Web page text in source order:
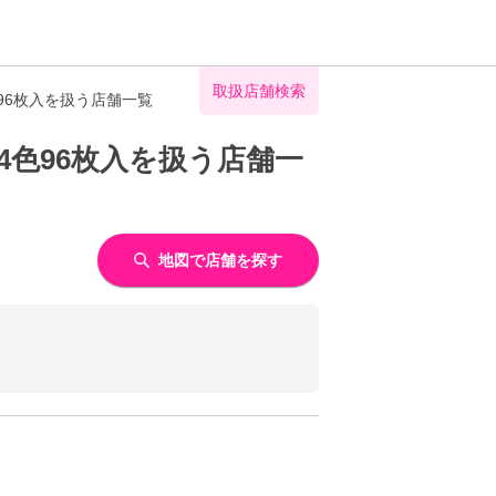
枚入を扱う店舗一覧 取扱店舗検索
96枚入を扱う店舗一
地図で店舗を探す